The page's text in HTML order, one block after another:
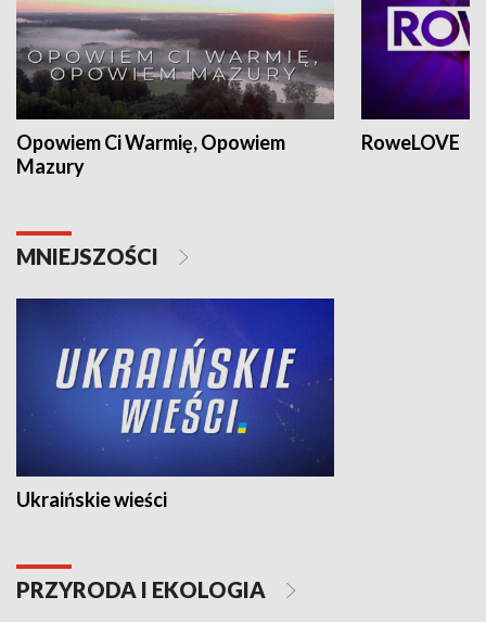
Opowiem Ci Warmię, Opowiem
Mazury
RoweLOVE
MNIEJSZOŚCI
Ukraińskie wieści
PRZYRODA I EKOLOGIA